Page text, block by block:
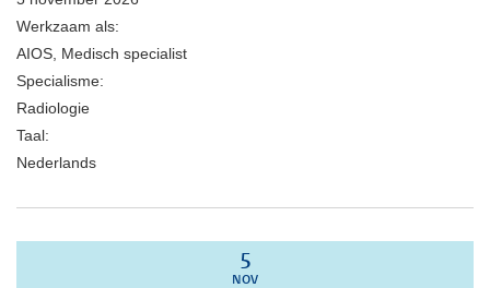
Werkzaam als:
AIOS, Medisch specialist
Specialisme:
Radiologie
Taal:
Nederlands
5
NOV